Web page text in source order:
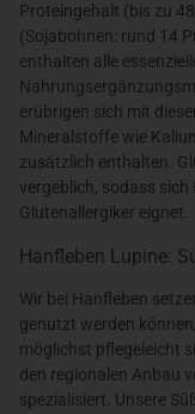
Proteingehalt (bis zu
(Sojabohnen: rund 14
enthalten alle
erübrigen sich mit
Mineralstoffe wie
zusätzlich enthalten.
vergeblich, sodass
Glutenallergiker eignet.
Hanfleben Lupine:
Wir bei Hanfleben
genutzt werden
möglichst pflegeleicht
den regionalen Anbau
spezialisiert. Unsere